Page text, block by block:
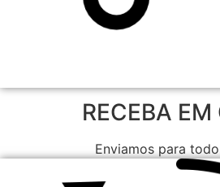
RECEBA
Enviamos para